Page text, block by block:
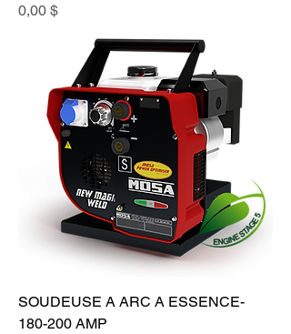
Prix
0,00 $
SOUDEUSE A ARC A ESSENCE-
180-200 AMP